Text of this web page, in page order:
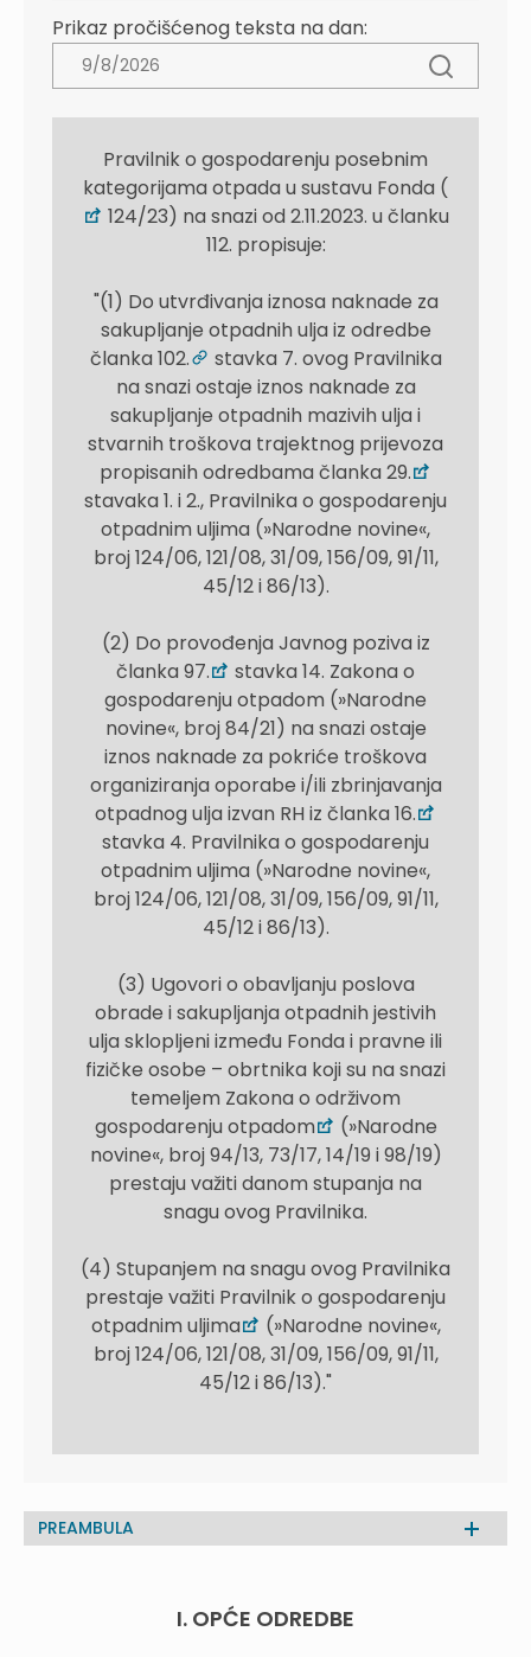
Prikaz pročišćenog teksta na dan:
Pravilnik o gospodarenju posebnim
kategorijama otpada u sustavu Fonda (
124/23) na snazi od 2.11.2023. u članku
112. propisuje:
"(1) Do utvrđivanja iznosa naknade za
sakupljanje otpadnih ulja iz odredbe
članka 102.
stavka 7. ovog Pravilnika
na snazi ostaje iznos naknade za
sakupljanje otpadnih mazivih ulja i
stvarnih troškova trajektnog prijevoza
propisanih odredbama članka 29.
stavaka 1. i 2., Pravilnika o gospodarenju
otpadnim uljima (»Narodne novine«,
broj 124/06, 121/08, 31/09, 156/09, 91/11,
45/12 i 86/13).
(2) Do provođenja Javnog poziva iz
članka 97.
stavka 14. Zakona o
gospodarenju otpadom (»Narodne
novine«, broj 84/21) na snazi ostaje
iznos naknade za pokriće troškova
organiziranja oporabe i/ili zbrinjavanja
otpadnog ulja izvan RH iz članka 16.
stavka 4. Pravilnika o gospodarenju
otpadnim uljima (»Narodne novine«,
broj 124/06, 121/08, 31/09, 156/09, 91/11,
45/12 i 86/13).
(3) Ugovori o obavljanju poslova
obrade i sakupljanja otpadnih jestivih
ulja sklopljeni između Fonda i pravne ili
fizičke osobe – obrtnika koji su na snazi
temeljem Zakona o održivom
gospodarenju otpadom
(»Narodne
novine«, broj 94/13, 73/17, 14/19 i 98/19)
prestaju važiti danom stupanja na
snagu ovog Pravilnika.
(4) Stupanjem na snagu ovog Pravilnika
prestaje važiti Pravilnik o gospodarenju
otpadnim uljima
(»Narodne novine«,
broj 124/06, 121/08, 31/09, 156/09, 91/11,
45/12 i 86/13)."
PREAMBULA
I. OPĆE ODREDBE